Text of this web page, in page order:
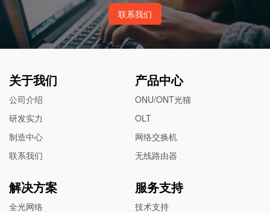
联系我们
关于我们
公司介绍
研发实力
制造中心
联系我们
产品中心
ONU/ONT光猫
OLT
网络交换机
无线路由器
解决方案
全光网络
服务支持
技术支持